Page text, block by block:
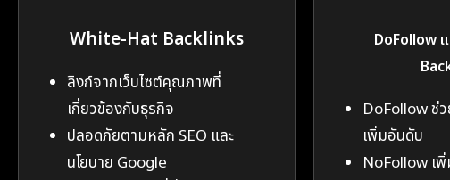
White-Hat Backlinks
ลิงก์จากเว็บไซต์คุณภาพที่
เกี่ยวข้องกับธุรกิจ
ปลอดภัยตามหลัก SEO และ
นโยบาย Google
DoFollow
DoFollow ช่
เพิ่มอันดับ
NoFollow เ